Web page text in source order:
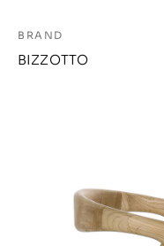
BRAND
BIZZOTTO